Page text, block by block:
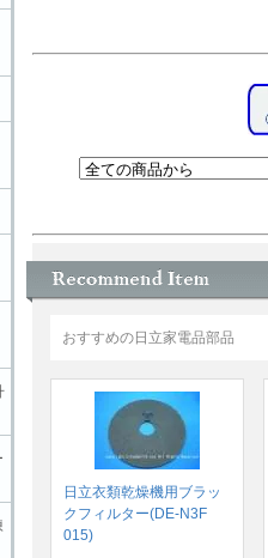
おすすめの日立家電品部品
日立衣類乾燥機用ブラッ
クフィルター(DE-N3F
015)